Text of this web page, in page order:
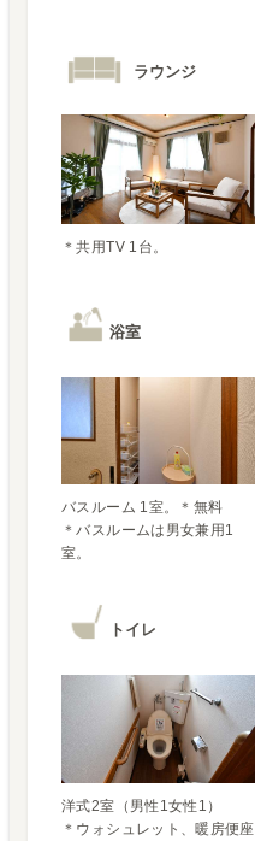
ラウンジ
＊共用TV 1台。
浴室
バスルーム 1室。＊無料
＊バスルームは男女兼用1
室。
トイレ
洋式2室（男性1女性1）
＊ウォシュレット、暖房便座